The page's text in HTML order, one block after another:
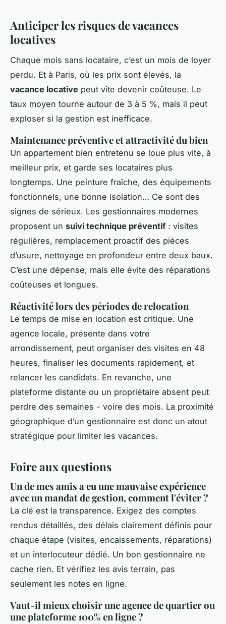
Anticiper les risques de vacances
locatives
Chaque mois sans locataire, c’est un mois de loyer
perdu. Et à Paris, où les prix sont élevés, la
vacance locative peut vite devenir coûteuse. Le
taux moyen tourne autour de 3 à 5 %, mais il peut
exploser si la gestion est inefficace.
Maintenance préventive et attractivité du bien
Un appartement bien entretenu se loue plus vite, à
meilleur prix, et garde ses locataires plus
longtemps. Une peinture fraîche, des équipements
fonctionnels, une bonne isolation… Ce sont des
signes de sérieux. Les gestionnaires modernes
proposent un suivi technique préventif: visites
régulières, remplacement proactif des pièces
d’usure, nettoyage en profondeur entre deux baux.
C’est une dépense, mais elle évite des réparations
coûteuses et longues.
Réactivité lors des périodes de relocation
Le temps de mise en location est critique. Une
agence locale, présente dans votre
arrondissement, peut organiser des visites en 48
heures, finaliser les documents rapidement, et
relancer les candidats. En revanche, une
plateforme distante ou un propriétaire absent peut
perdre des semaines - voire des mois. La proximité
géographique d’un gestionnaire est donc un atout
stratégique pour limiter les vacances.
Foire aux questions
Un de mes amis a eu une mauvaise expérience
avec un mandat de gestion, comment l'éviter ?
La clé est la transparence. Exigez des comptes
rendus détaillés, des délais clairement définis pour
chaque étape (visites, encaissements, réparations)
et un interlocuteur dédié. Un bon gestionnaire ne
cache rien. Et vérifiez les avis terrain, pas
seulement les notes en ligne.
Vaut-il mieux choisir une agence de quartier ou
une plateforme 100% en ligne ?